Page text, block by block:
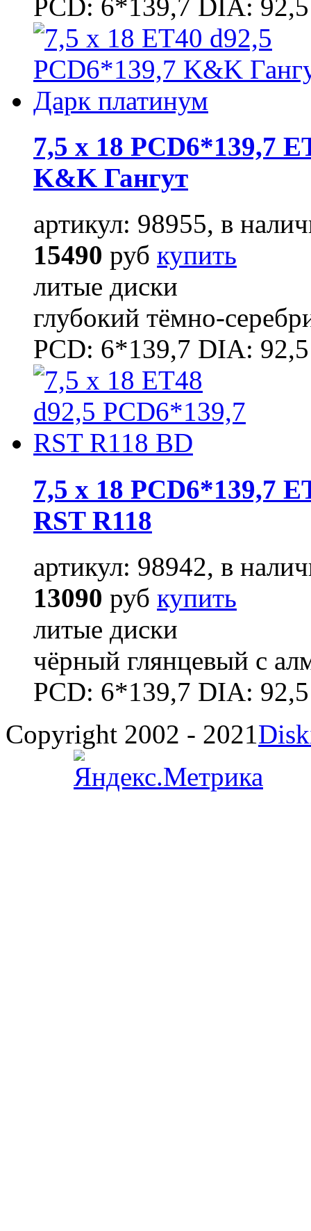
PCD: 6*139,7 DIA: 92,5
7,5 x 18 PCD6*139,7
K&K Гангут
артикул: 98955, в
15490 руб купить
литые диски
глубокий тёмно-
PCD: 6*139,7 DIA: 92,5
7,5 x 18 PCD6*139,7
RST R118
артикул: 98942, в
13090 руб купить
литые диски
чёрный глянцевый с
PCD: 6*139,7 DIA: 92,5
Copyright 2002 - 2021